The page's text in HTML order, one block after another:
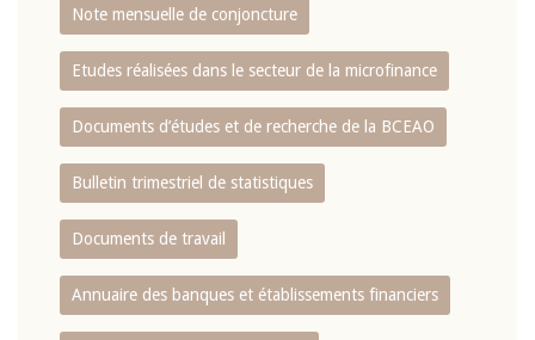
Note mensuelle de conjoncture
Etudes réalisées dans le secteur de la microfinance
Documents d’études et de recherche de la BCEAO
Bulletin trimestriel de statistiques
Documents de travail
Annuaire des banques et établissements financiers